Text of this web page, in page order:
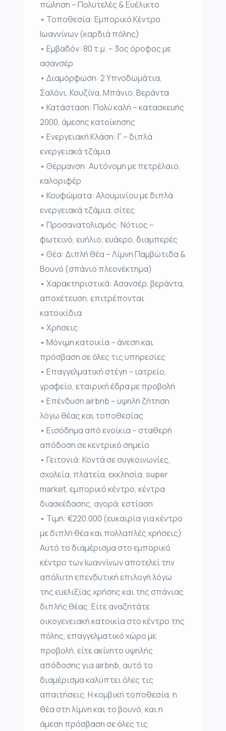
πώληση – Πολυτελές & Ευέλικτο
• Τοποθεσία: Εμπορικό Κέντρο
Ιωαννίνων (καρδιά πόλης)
• Εμβαδόν: 80 τ.μ. – 3ος όροφος με
ασανσέρ
• Διαμόρφωση: 2 Υπνοδωμάτια,
Σαλόνι, Κουζίνα, Μπάνιο, Βεράντα
• Κατάσταση: Πολύ καλή – κατασκευής
2000, άμεσης κατοίκησης
• Ενεργειακή Κλάση: Γ – διπλά
ενεργειακά τζάμια
• Θέρμανση: Αυτόνομη με πετρέλαιο,
καλοριφέρ
• Κουφώματα: Αλουμινίου με διπλά
ενεργειακά τζάμια, σίτες
• Προσανατολισμός: Νότιος –
φωτεινό, ευήλιο, ευάερο, διαμπερές
• Θέα: Διπλή θέα – Λίμνη Παμβώτιδα &
Βουνό (σπάνιο πλεονέκτημα)
• Χαρακτηριστικά: Ασανσέρ, βεράντα,
αποχέτευση, επιτρέπονται
κατοικίδια
• Χρήσεις:
• Μόνιμη κατοικία – άνεση και
πρόσβαση σε όλες τις υπηρεσίες
• Επαγγελματική στέγη – ιατρείο,
γραφείο, εταιρική έδρα με προβολή
• Επένδυση airbnb – υψηλή ζήτηση
λόγω θέας και τοποθεσίας
• Εισόδημα από ενοίκια – σταθερή
απόδοση σε κεντρικό σημείο
• Γειτονιά: Κοντά σε συγκοινωνίες,
σχολεία, πλατεία, εκκλησία, super
market, εμπορικό κέντρο, κέντρα
διασκέδασης, αγορά, εστίαση
• Τιμή: €220.000 (ευκαιρία για κέντρο
με διπλή θέα και πολλαπλές χρήσεις)
Αυτό το διαμέρισμα στο εμπορικό
κέντρο των Ιωαννίνων αποτελεί την
απόλυτη επενδυτική επιλογή λόγω
της ευελιξίας χρήσης και της σπάνιας
διπλής θέας. Είτε αναζητάτε
οικογενειακή κατοικία στο κέντρο της
πόλης, επαγγελματικό χώρο με
προβολή, είτε ακίνητο υψηλής
απόδοσης για airbnb, αυτό το
διαμέρισμα καλύπτει όλες τις
απαιτήσεις. Η κομβική τοποθεσία, η
θέα στη λίμνη και το βουνό, και η
άμεση πρόσβαση σε όλες τις